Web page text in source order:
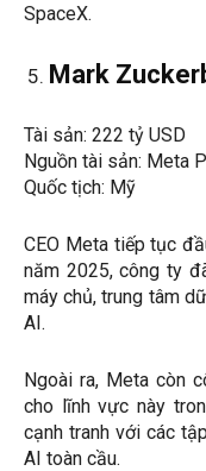
SpaceX.
Mark
Tài sản: 222 tỷ USD
Nguồn tài sản: Meta
Quốc tịch: Mỹ
CEO Meta tiếp tục
năm 2025, công ty
máy chủ, trung tâm
AI.
Ngoài ra, Meta còn
cho lĩnh vực này
cạnh tranh với các
AI toàn cầu.